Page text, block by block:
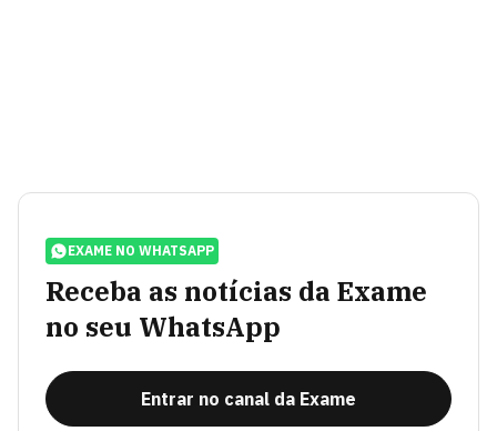
EXAME NO WHATSAPP
Receba as notícias da Exame
no seu WhatsApp
Entrar no canal da Exame